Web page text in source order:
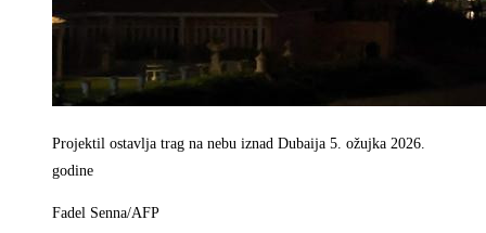
Projektil ostavlja trag na nebu iznad Dubaija 5. ožujka 2026.
godine
Fadel Senna/AFP